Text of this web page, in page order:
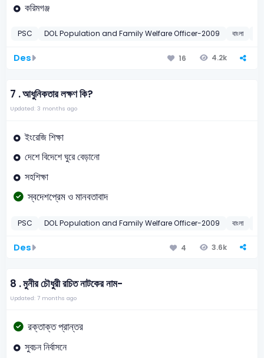
করিমগঞ্জ
PSC DOL Population and Family Welfare Officer-2009 বাংলা
Des 16 4.2k
7 .আধুনিকতার লক্ষণ কি?
Updated: 3 months ago
ইংরেজি শিক্ষা
দেশে বিদেশে ঘুরে বেড়ানো
সহশিক্ষা
স্বদেশপ্রেম ও মানবতাবাদ
PSC DOL Population and Family Welfare Officer-2009 বাংলা
Des 4 3.6k
8 .মুনীর চৌধুরী রচিত নাটকের নাম-
Updated: 7 months ago
রক্তাক্ত প্রান্তর
সুবচন নির্বাসনে